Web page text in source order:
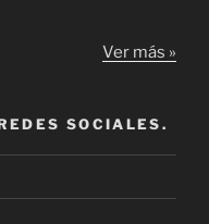
Ver más »
SOCIALES.